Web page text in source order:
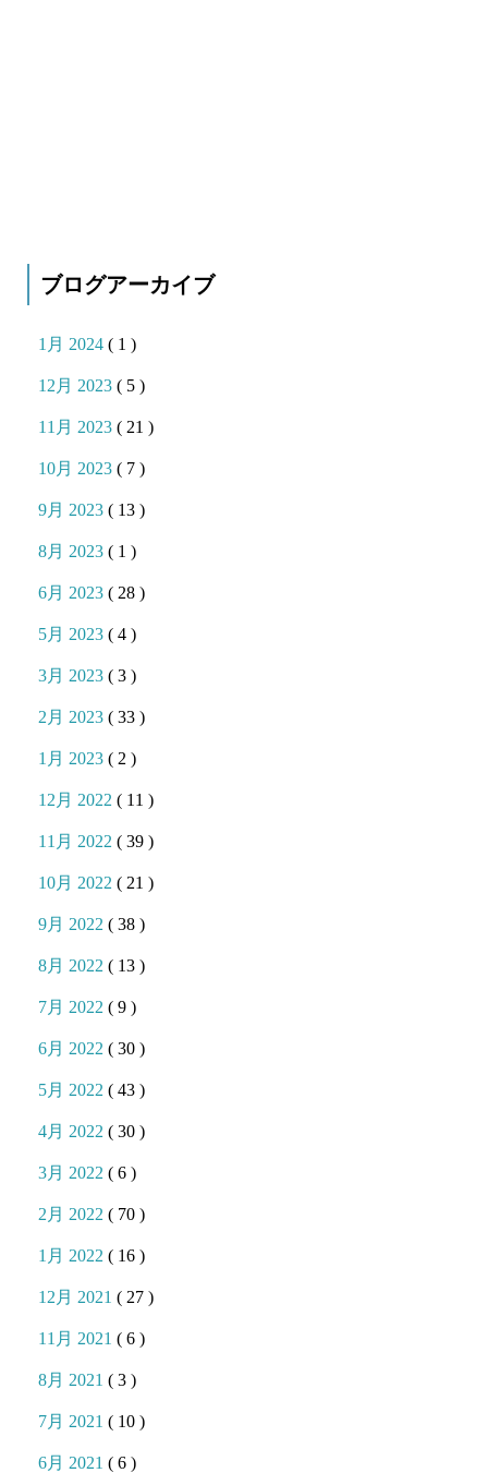
ブログアーカイブ
1月 2024( 1 )
12月 2023( 5 )
11月 2023( 21 )
10月 2023( 7 )
9月 2023( 13 )
8月 2023( 1 )
6月 2023( 28 )
5月 2023( 4 )
3月 2023( 3 )
2月 2023( 33 )
1月 2023( 2 )
12月 2022( 11 )
11月 2022( 39 )
10月 2022( 21 )
9月 2022( 38 )
8月 2022( 13 )
7月 2022( 9 )
6月 2022( 30 )
5月 2022( 43 )
4月 2022( 30 )
3月 2022( 6 )
2月 2022( 70 )
1月 2022( 16 )
12月 2021( 27 )
11月 2021( 6 )
8月 2021( 3 )
7月 2021( 10 )
6月 2021( 6 )